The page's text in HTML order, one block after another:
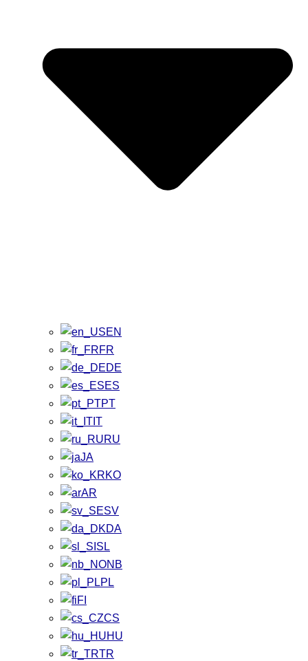
EN
FR
DE
ES
PT
IT
RU
JA
KO
AR
SV
DA
SL
NB
PL
FI
CS
HU
TR